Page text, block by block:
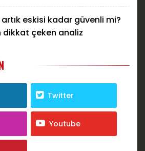
eskisi kadar güvenli mi?
dikkat çeken analiz
Twitter
Youtube